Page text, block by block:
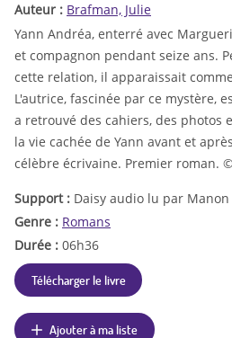
Auteur : Brafman, Julie
Yann Andréa, enterré avec
et compagnon pendant seize ans.
cette relation, il apparaissait
L'autrice, fascinée par ce mystère,
a retrouvé des cahiers, des photos
la vie cachée de Yann avant et
célèbre écrivaine. Premier roman.
Support : Daisy audio lu par Manon
Genre : Romans
Durée : 06h36
Télécharger le livre
Ajouter à ma liste